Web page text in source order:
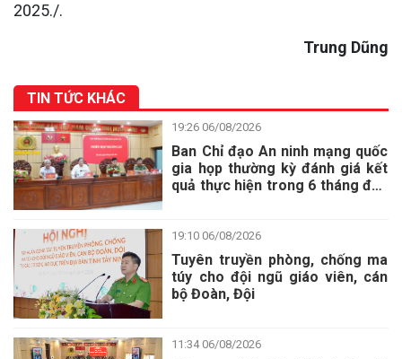
2025./.
Trung Dũng
TIN TỨC KHÁC
19:26 06/08/2026
Ban Chỉ đạo An ninh mạng quốc
gia họp thường kỳ đánh giá kết
quả thực hiện trong 6 tháng đầu
19:10 06/08/2026
Tuyên truyền phòng, chống ma
túy cho đội ngũ giáo viên, cán
bộ Đoàn, Đội
11:34 06/08/2026